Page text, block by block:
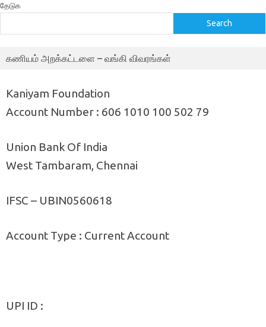
தேடுக
Search
கணியம் அறக்கட்டளை – வங்கி விவரங்கள்
Kaniyam Foundation
Account Number : 606 1010 100 502 79
Union Bank Of India
West Tambaram, Chennai
IFSC – UBIN0560618
Account Type : Current Account
UPI ID :